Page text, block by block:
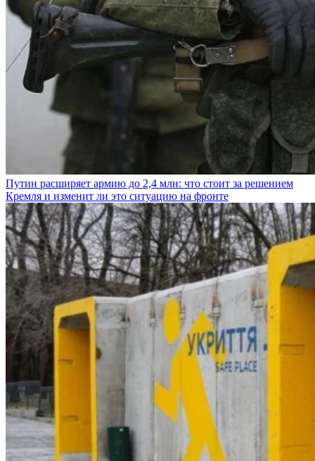
Путин расширяет армию до 2,4 млн: что стоит за решением
Кремля и изменит ли это ситуацию на фронте